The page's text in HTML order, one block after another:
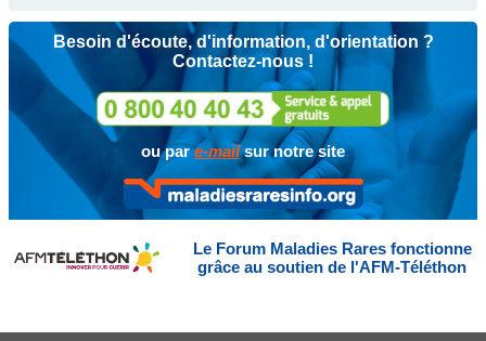
Besoin d'écoute, d'information, d'orientation ?
Contactez-nous !
ou pare-mailsur notre site
Le Forum Maladies Rares fonctionne
grâce au soutien de l'AFM-Téléthon